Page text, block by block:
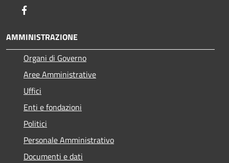
AMMINISTRAZIONE
Organi di Governo
Aree Amministrative
Uffici
Enti e fondazioni
Politici
Personale Amministrativo
Documenti e dati